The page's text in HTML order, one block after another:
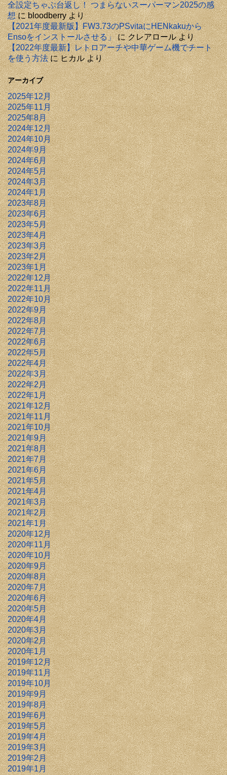
全設定ちゃぶ台返し！ つまらないスーパーマン2025の感
想にbloodberryより
【2021年度最新版】FW3.73のPSvitaにHENkakuから
Ensoをインストールさせる」にクレアロールより
【2022年度最新】レトロアーチや中華ゲーム機でチート
を使う方法にヒカルより
アーカイブ
2025年12月
2025年11月
2025年8月
2024年12月
2024年10月
2024年9月
2024年6月
2024年5月
2024年3月
2024年1月
2023年8月
2023年6月
2023年5月
2023年4月
2023年3月
2023年2月
2023年1月
2022年12月
2022年11月
2022年10月
2022年9月
2022年8月
2022年7月
2022年6月
2022年5月
2022年4月
2022年3月
2022年2月
2022年1月
2021年12月
2021年11月
2021年10月
2021年9月
2021年8月
2021年7月
2021年6月
2021年5月
2021年4月
2021年3月
2021年2月
2021年1月
2020年12月
2020年11月
2020年10月
2020年9月
2020年8月
2020年7月
2020年6月
2020年5月
2020年4月
2020年3月
2020年2月
2020年1月
2019年12月
2019年11月
2019年10月
2019年9月
2019年8月
2019年6月
2019年5月
2019年4月
2019年3月
2019年2月
2019年1月